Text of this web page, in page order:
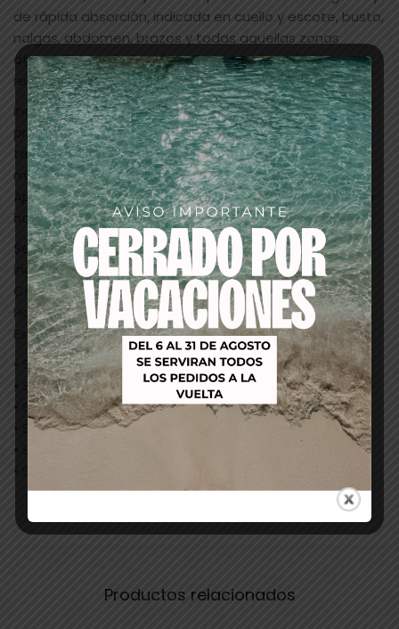
de rápida absorción, indicada en cuello y escote, busto,
nalgas, abdomen, brazos y todas aquellas zonas
afectadas por la flacidez . Tras su aplicación, la piel
recupera una apariencia más firme, elástica y suave.
Indicado para todo tipo de pieles que requieran
prevenir o tratar la falta de turgencia y firmeza en el
tejido.
modo de empleo
Aplicar en la zona a tratar realizando un suave masaje
hasta su completa absorción.
Se recomienda un uso diario 1 o 2 veces al día.
ingredientes
Centella asiática, Extracto de cola de caballo,
Hammamelis, Hiedra, Lúpulo, Péptidos de colágeno,
Escualeno, Alantoína, Si-Matrix
• Sin alcohol
• Sin kathon
• Sin parabenos
• Sin sulfatos
• Sin parafinas
• Sin aceites minerales
Productos relacionados